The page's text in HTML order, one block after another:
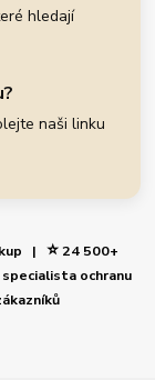
hledají
naši linku
| ⭐24 500+
ochranu